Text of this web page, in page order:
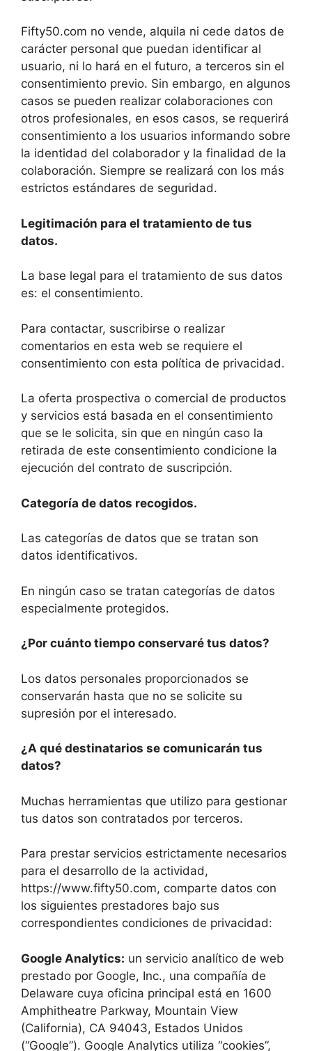
Fifty50.com no vende, alquila ni cede datos de
carácter personal que puedan identificar al
usuario, ni lo hará en el futuro, a terceros sin el
consentimiento previo. Sin embargo, en algunos
casos se pueden realizar colaboraciones con
otros profesionales, en esos casos, se requerirá
consentimiento a los usuarios informando sobre
la identidad del colaborador y la finalidad de la
colaboración. Siempre se realizará con los más
estrictos estándares de seguridad.
Legitimación para el tratamiento de tus
datos.
La base legal para el tratamiento de sus datos
es: el consentimiento.
Para contactar, suscribirse o realizar
comentarios en esta web se requiere el
consentimiento con esta política de privacidad.
La oferta prospectiva o comercial de productos
y servicios está basada en el consentimiento
que se le solicita, sin que en ningún caso la
retirada de este consentimiento condicione la
ejecución del contrato de suscripción.
Categoría de datos recogidos.
Las categorías de datos que se tratan son
datos identificativos.
En ningún caso se tratan categorías de datos
especialmente protegidos.
¿Por cuánto tiempo conservaré tus datos?
Los datos personales proporcionados se
conservarán hasta que no se solicite su
supresión por el interesado.
¿A qué destinatarios se comunicarán tus
datos?
Muchas herramientas que utilizo para gestionar
tus datos son contratados por terceros.
Para prestar servicios estrictamente necesarios
para el desarrollo de la actividad,
https://www.fifty50.com, comparte datos con
los siguientes prestadores bajo sus
correspondientes condiciones de privacidad:
Google Analytics: un servicio analítico de web
prestado por Google, Inc., una compañía de
Delaware cuya oficina principal está en 1600
Amphitheatre Parkway, Mountain View
(California), CA 94043, Estados Unidos
(“Google”). Google Analytics utiliza “cookies”,